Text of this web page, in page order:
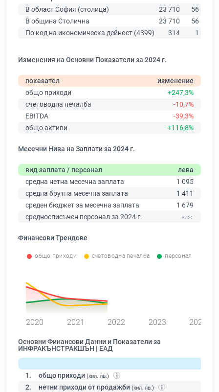
В област София (столица)
23 710
56 378
В община Столична
23 710
56 378
По код на икономическа дейност (4399)
314 1 397
Изменения на Основни Показатели за 2024 г.
показател
изменение
общо приходи
+247,3%
счетоводна печалба
-10,7%
EBITDA
-39,3%
общо активи
+116,8%
Месечни Нива на Заплати за 2024 г.
вид заплата / персонал
лева
средна нетна месечна заплата
1 095
средна брутна месечна заплата
1 411
среден бюджет за месечна заплата
1 679
средносписъчен персонал за 2024 г.
Финансови Трендове
общо приходи счетоводна печалба персонал
2020 2021 2022 2023 2024
Основни Финансови Данни и Показатели за
ИНФРАКЪНСТРАКШЪН | ЕАД
1. общо приходи (хил. лв.)
2. нетни приходи от продажби (хил. лв.)